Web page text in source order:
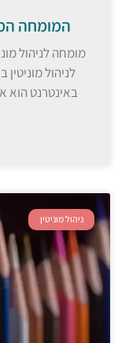
המומחה
מומחה לניהול
לניהול
באינטרנט הוא
ניהול מוניטין